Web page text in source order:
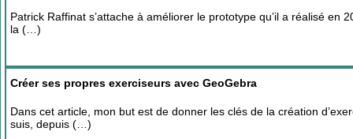
Patrick Raffinat s’attache à améliorer le prototype qu’il a réalisé
la (…)
Créer ses propres exerciseurs avec GeoGebra
Dans cet article, mon but est de donner les clés de la création
suis, depuis (…)